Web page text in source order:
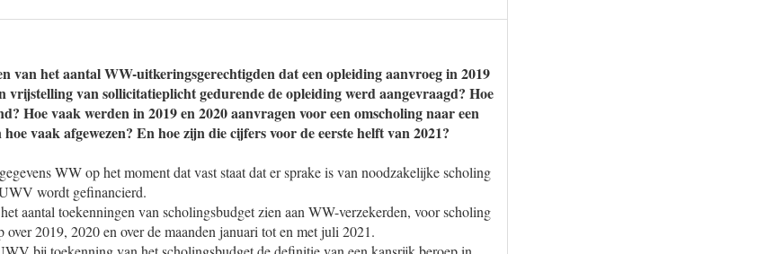
van het aantal WW-uitkeringsgerechtigden dat een opleiding aanvroeg in 2019
vrijstelling van sollicitatieplicht gedurende de opleiding werd aangevraagd? Hoe
Hoe vaak werden in 2019 en 2020 aanvragen voor een omscholing naar een
vaak afgewezen? En hoe zijn die cijfers voor de eerste helft van 2021?
WW op het moment dat vast staat dat er sprake is van noodzakelijke scholing
wordt gefinancierd.
aantal toekenningen van scholingsbudget zien aan WW-verzekerden, voor scholing
2019, 2020 en over de maanden januari tot en met juli 2021.